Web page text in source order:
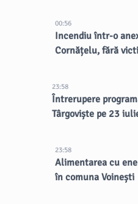
00:56
Incendiu într-o
Cornățelu, fără
23:58
Întrerupere
Târgoviște pe 23
23:58
Alimentarea cu
în comuna Voinești